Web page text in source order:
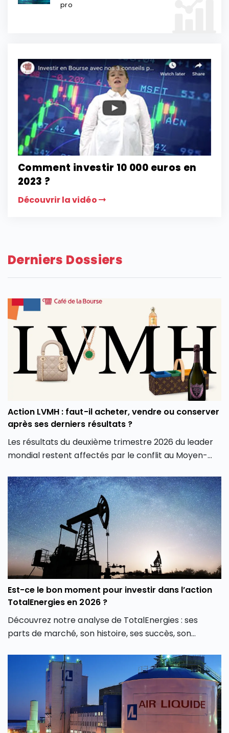
pro
Comment investir 10 000 euros en
2023 ?
Découvrir la vidéo
Derniers Dossiers
Action LVMH : faut-il acheter, vendre ou conserver
après ses derniers résultats ?
Les résultats du deuxième trimestre 2026 du leader
mondial restent affectés par le conflit au Moyen-
faible hausse de la croissance de l’entreprise LVMH
au T2 2026 tempère les espoirs des investisseurs sur
une potentielle reprise de l’industrie du luxe après
deux ans de ralentissement.
Après une année 2025 marquée par une volatilité
extrême, l’action LVMH affiche un recul de plus de 28
% depuis le début de l’année 2026, faisant du groupe
français l’une des plus faibles performances des
actions à grande capitalisation d’Europe. Ce repli
constitue-t-il une opportunité d’achat ou le signe
d’une baisse plus durable de l’action LVMH ?
Est-ce le bon moment pour investir dans l’action
TotalEnergies en 2026 ?
Découvrez notre analyse de TotalEnergies : ses
parts de marché, son histoire, ses succès, son
énergétique en constante évolution, notamment
dans le secteur de l’électricité. Retrouvez également
dans cet article le parcours boursier de l’action
TotalEnergies ainsi que notre étude de ses résultats
financiers. Enfin, nous nous demanderons s’il peut
être intéressant ou non d’investir en Bourse dans